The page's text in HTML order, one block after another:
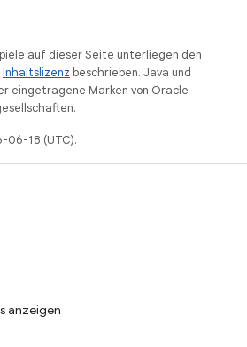
auf dieser Seite unterliegen den
Inhaltslizenz beschrieben. Java und
eingetragene Marken von Oracle
18 (UTC).
anzeigen